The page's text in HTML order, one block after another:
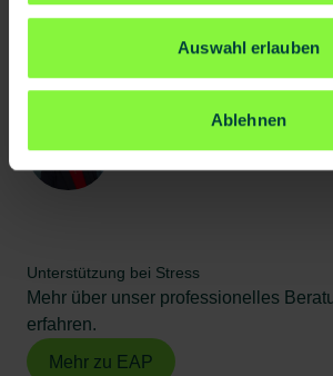
Auswahl erlauben
Ablehnen
Expertin
Unterstützung bei Stress
Mehr über unser professionelles
erfahren.
Mehr zu EAP